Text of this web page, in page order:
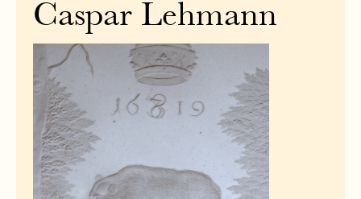
Caspar Lehmann